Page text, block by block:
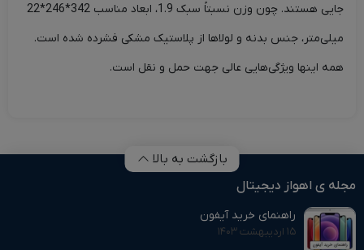
جایی هستند. چون وزن نسبتاً سبک 1.9، ابعاد مناسب 342*246*22
میلی‌متر، جنس بدنه و لولاها از پلاستیک مشکی فشرده شده است.
همه‌ اینها ویژگی‌هایی عالی جهت حمل و نقل است.
بازگشت به بالا
مجله ی اهواز دیجیتال
راهنمای خرید آیفون
۱۵ اردیبهشت ۱۴۰۳